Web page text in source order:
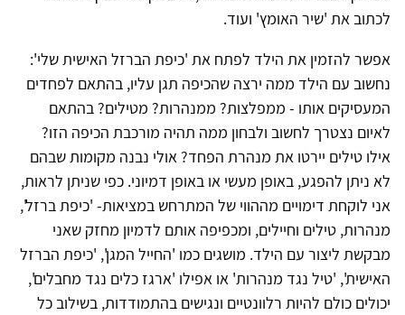
לכתוב את 'שיר האומץ' ועוד.
אפשר להזמין את הילד לפתח את 'כיפת הברזל האישית שלי':
נחשוב עם הילד ממה ירצה שהכיפה תגן עליו, בהתאם לפחדים
המעסיקים אותו - ממפלצות? ממנהרות? מטילים? בהתאם
לאיום נצטרך לחשוב ולבחון ממה תהיה מורכבת הכיפה הזו?
אילו טילים יירטו את מנהרת הפחד? אולי נבנה מקומות שבהם
לא ניתן להפגע, באופן מעשי או באופן דמיוני. כפי שניתן לראות,
אני לוקחת דימויים מההווי של המתרחש במציאות- 'כיפת ברזל',
מנהרות, טילים וחיילים, ומכפיפה אותם לדמיון מחזק שאני
מבקשת ליצור עם הילד. מושגים כמו 'החייל המגן', 'כיפת הברזל
האישית', 'טיל נגד מנהרות' או אפילו 'ארגז כלים נגד מחבלים',
יכולים כולם להיות רלוונטיים ונגישים בהתמודדות, בשילוב כל